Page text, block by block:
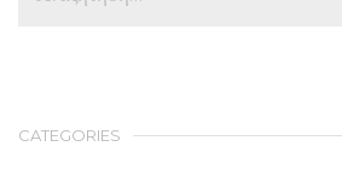
CATEGORIES